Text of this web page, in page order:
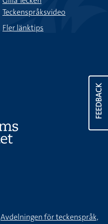
FEEDBACK
Teckenspråksvideo
Fler länktips
Avdelningen för teckenspråk,